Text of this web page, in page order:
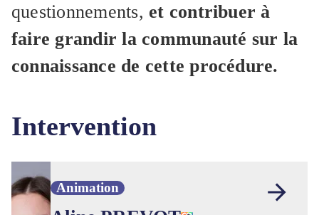
questionnements, et contribuer à
faire grandir la communauté sur la
connaissance de cette procédure.
Intervention
Animation